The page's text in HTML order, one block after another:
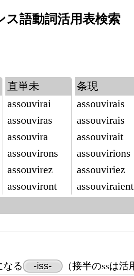
ス語動詞活用表検索
直単未
assouvirai
assouviras
assouvira
assouvirons
assouvirez
assouviront
条現
assouvirais
assouvirais
assouvirait
assouvirions
assouviriez
assouviraient
なる
-iss-
（接半のssは活